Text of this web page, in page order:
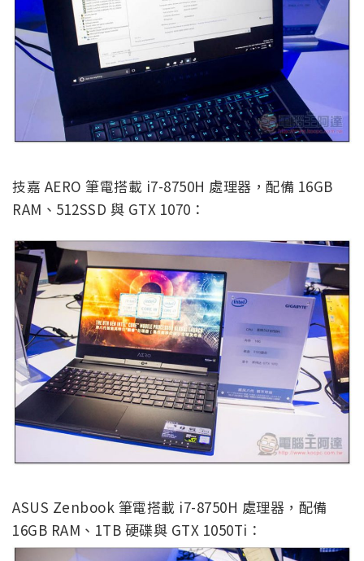
技嘉 AERO 筆電搭載 i7-8750H 處理器，配備 16GB
RAM、512SSD 與 GTX 1070：
ASUS Zenbook 筆電搭載 i7-8750H 處理器，配備
16GB RAM、1TB 硬碟與 GTX 1050Ti：